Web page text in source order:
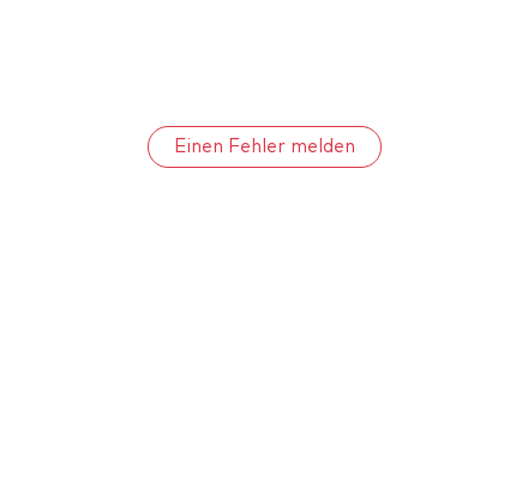
Einen Fehler melden